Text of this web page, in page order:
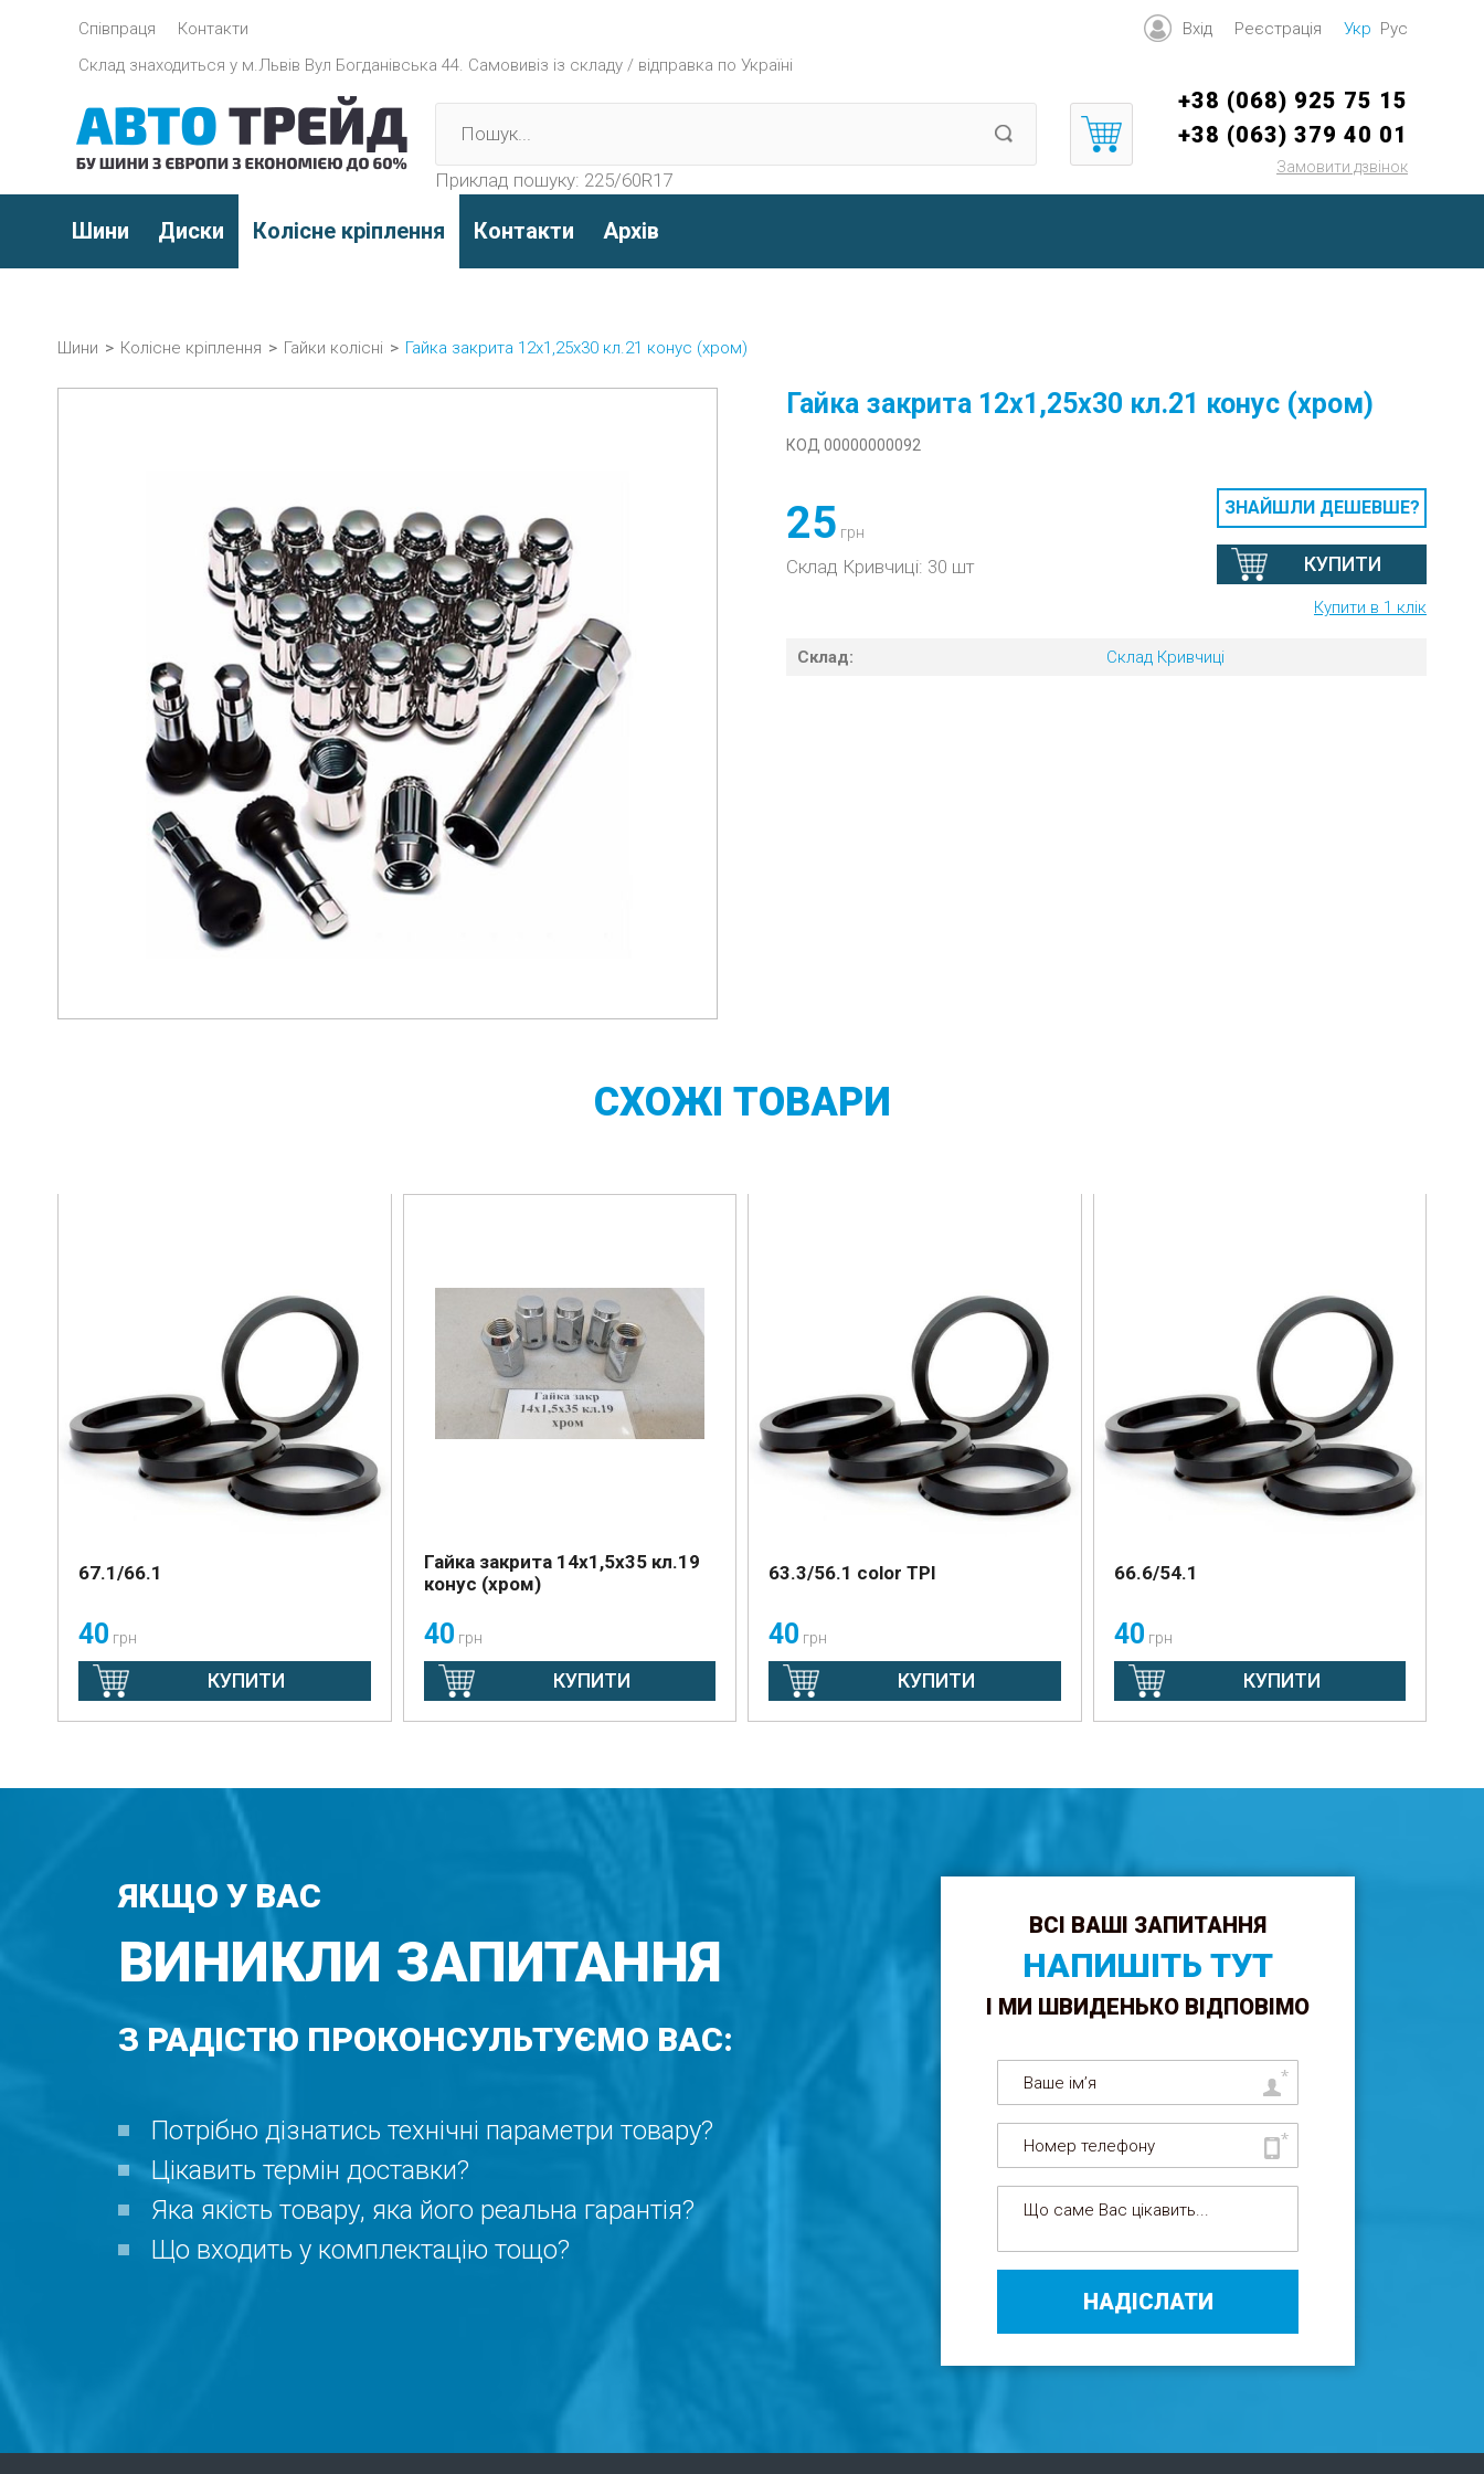
Співпраця Контакти Вхід Реєстрація Укр Рус
Склад знаходиться y м.Львів Вул Богданівська 44. Самовивіз із складу / відправка по Україні
Приклад пошуку: 225/60R17
+38 (068) 925 75 15
+38 (063) 379 40 01
Замовити дзвінок
Шини Диски Колісне кріплення Контакти Архів
Шини > Колісне кріплення > Гайки колісні > Гайка закрита 12х1,25х30 кл.21 конус (хром)
Гайка закрита 12х1,25х30 кл.21 конус (хром)
КОД 00000000092
25 грн
Склад Кривчиці: 30 шт
ЗНАЙШЛИ ДЕШЕВШЕ?
КУПИТИ
Купити в 1 клік
Склад: Склад Кривчиці
СХОЖІ ТОВАРИ
67.1/66.1
40 грн
КУПИТИ
Гайка закрита 14х1,5х35 кл.19
конус (хром)
40 грн
КУПИТИ
63.3/56.1 color TPI
40 грн
КУПИТИ
66.6/54.1
40 грн
КУПИТИ
ЯКЩО У ВАС
ВИНИКЛИ ЗАПИТАННЯ
З РАДІСТЮ ПРОКОНСУЛЬТУЄМО ВАС:
Потрібно дізнатись технічні параметри товару?
Цікавить термін доставки?
Яка якість товару, яка його реальна гарантія?
Що входить у комплектацію тощо?
ВСІ ВАШІ ЗАПИТАННЯ
НАПИШІТЬ ТУТ
І МИ ШВИДЕНЬКО ВІДПОВІМО
НАДІСЛАТИ